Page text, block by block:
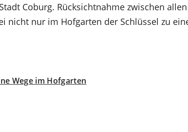
Coburg. Rücksichtnahme zwischen allen
nicht nur im Hofgarten der Schlüssel zu
Wege im Hofgarten